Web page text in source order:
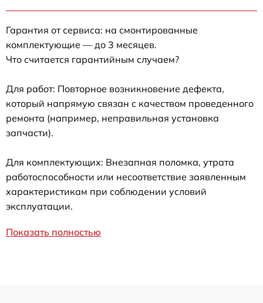
Гарантия от сервиса: на смонтированные
комплектующие — до 3 месяцев.
Что считается гарантийным случаем?
Для работ: Повторное возникновение дефекта,
который напрямую связан с качеством проведенного
ремонта (например, неправильная установка
запчасти).
Для комплектующих: Внезапная поломка, утрата
работоспособности или несоответствие заявленным
характеристикам при соблюдении условий
эксплуатации.
Показать полностью